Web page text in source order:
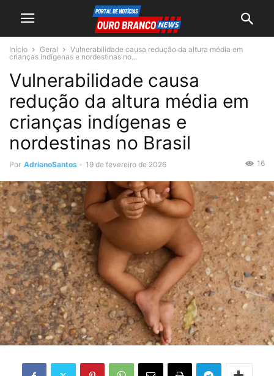
Início Geral
Vulnerabilidade causa redução da altura média em
crianças indígenas e nordestinas no...
Vulnerabilidade causa
redução da altura média em
crianças indígenas e
nordestinas no Brasil
Por AdrianoSantos - 19 de fevereiro de 2026 16